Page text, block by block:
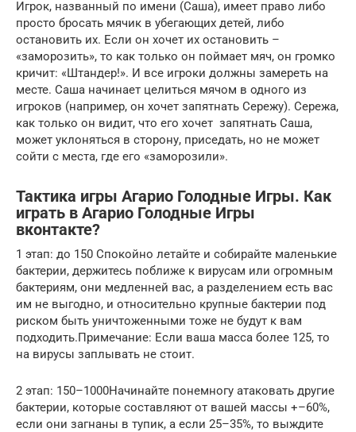
Игрок, названный по имени (Саша), имеет право либо
просто бросать мячик в убегающих детей, либо
остановить их. Если он хочет их остановить –
«заморозить», то как только он поймает мяч, он громко
кричит: «Штандер!». И все игроки должны замереть на
месте. Саша начинает целиться мячом в одного из
игроков (например, он хочет запятнать Сережу). Сережа,
как только он видит, что его хочет запятнать Саша,
может уклоняться в сторону, приседать, но не может
сойти с места, где его «заморозили».
Тактика игры Агарио Голодные Игры. Как
играть в Агарио Голодные Игры
вконтакте?
1 этап: до 150 Спокойно летайте и собирайте маленькие
бактерии, держитесь поближе к вирусам или огромным
бактериям, они медленней вас, а разделением есть вас
им не выгодно, и относительно крупные бактерии под
риском быть уничтоженными тоже не будут к вам
подходить.Примечание: Если ваша масса более 125, то
на вирусы заплывать не стоит.
2 этап: 150–1000Начинайте понемногу атаковать другие
бактерии, которые составляют от вашей массы +–60%,
если они загнаны в тупик, а если 25–35%, то выждите